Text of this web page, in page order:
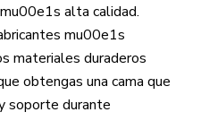
alta calidad.
mu00e1s
materiales duraderos
obtengas una cama que
soporte durante